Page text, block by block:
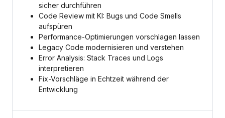
sicher durchführen
Code Review mit KI: Bugs und Code Smells
aufspüren
Performance-Optimierungen vorschlagen lassen
Legacy Code modernisieren und verstehen
Error Analysis: Stack Traces und Logs
interpretieren
Fix-Vorschläge in Echtzeit während der
Entwicklung